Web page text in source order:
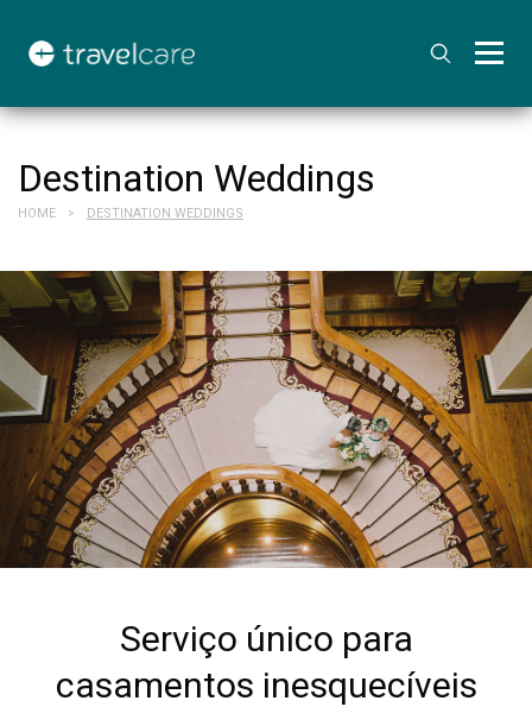
Destination Weddings
HOME > DESTINATION WEDDINGS
Serviço único para
casamentos inesquecíveis